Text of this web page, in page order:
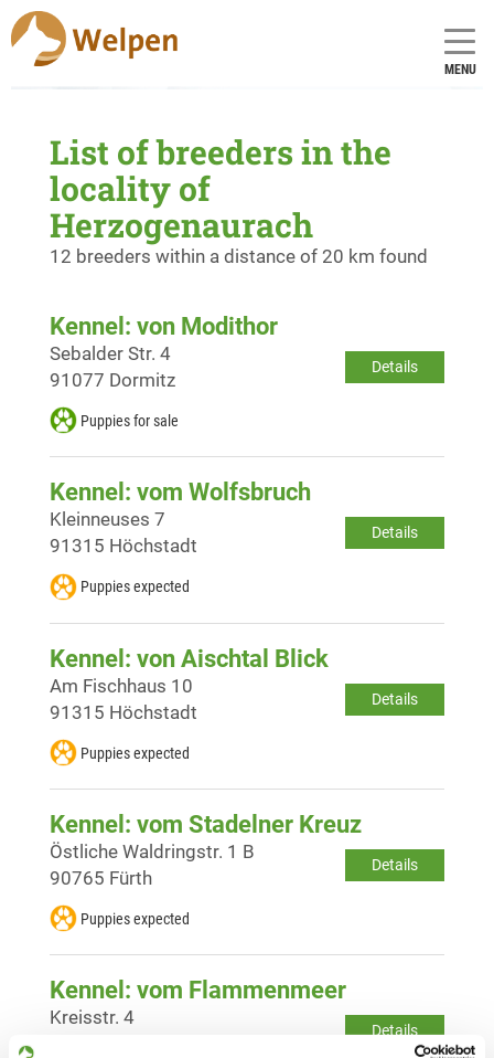
MENU
List of breeders in the
locality of
Herzogenaurach
12 breeders within a distance of 20 km found
Kennel: von Modithor
Details
Sebalder Str. 4
91077 Dormitz
Puppies for sale
Kennel: vom Wolfsbruch
Details
Kleinneuses 7
91315 Höchstadt
Puppies expected
Kennel: von Aischtal Blick
Details
Am Fischhaus 10
91315 Höchstadt
Puppies expected
Kennel: vom Stadelner Kreuz
Details
Östliche Waldringstr. 1 B
90765 Fürth
Puppies expected
Kennel: vom Flammenmeer
Details
Kreisstr. 4